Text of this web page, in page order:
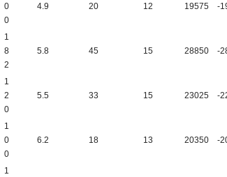
0
0
4.9 20 12 19575 -
1
8
2
5.8 45 15 28850 -
1
2
0
5.5 33 15 23025 -
1
0
0
6.2 18 13 20350 -
1